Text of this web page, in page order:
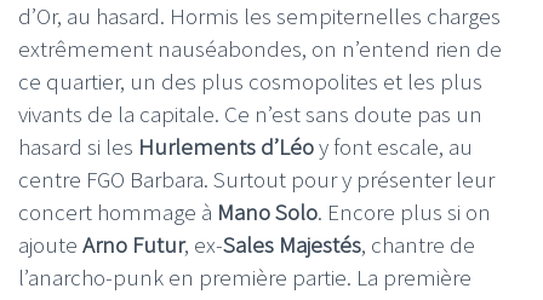
d’Or, au hasard. Hormis les sempiternelles charges
extrêmement nauséabondes, on n’entend rien de
ce quartier, un des plus cosmopolites et les plus
vivants de la capitale. Ce n’est sans doute pas un
hasard si les Hurlements d’Léoy font escale, au
centre FGO Barbara. Surtout pour y présenter leur
concert hommage à Mano Solo. Encore plus si on
ajoute Arno Futur, ex-Sales Majestés, chantre de
l’anarcho-punk en première partie. La première